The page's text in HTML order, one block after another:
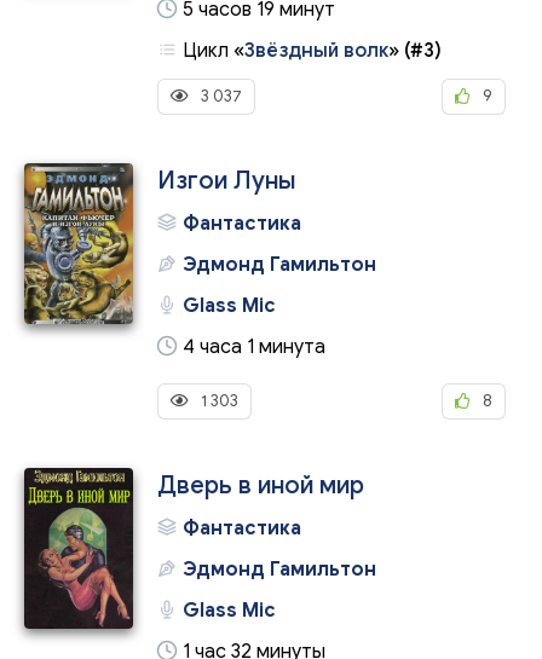
5 часов 19 минут
Цикл «Звёздный волк» (#3)
3 037 9
Изгои Луны
Фантастика
Эдмонд Гамильтон
Glass Mic
4 часа 1 минута
1 303 8
Дверь в иной мир
Фантастика
Эдмонд Гамильтон
Glass Mic
1 час 32 минуты